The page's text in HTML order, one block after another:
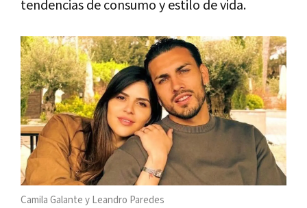
tendencias de consumo y estilo de vida.
Camila Galante y Leandro Paredes